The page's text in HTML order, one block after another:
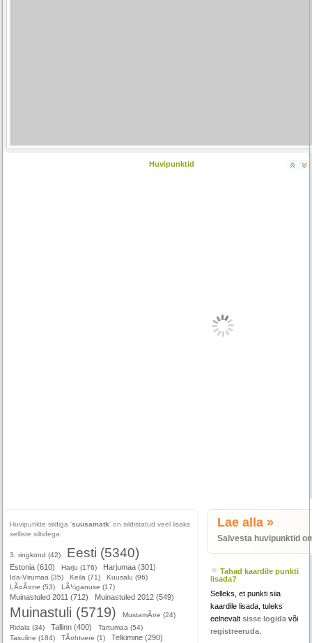
Huvipunktid
Huvipunkte sildiga 'suusamatk' on sildistatud veel lisaks
selliste siltidega:
3. ringkond (42) Eesti (5340)
Estonia (610) Harju (176) Harjumaa (301)
Ida-Virumaa (35) Keila (71)
Kuusalu (96)
LÃ¤Ã¤ne (53)
LÃ¼ganuse (17)
Muinastuled 2011 (712) Muinastuled 2012 (549)
Muinastuli (5719)
MustamÃ¤e (24)
Ridala (34)
Tallinn (400)
Tartumaa (54)
Tasuline (184)
TÃ¤htvere (1) Telkimine (290)
Lae alla »
Salvesta huvipunktid
Tahad kaardile punkti
lisada?
Selleks, et punkti siia
kaardile lisada, tuleks
eelnevalt sisse logidavõi
registreeruda.